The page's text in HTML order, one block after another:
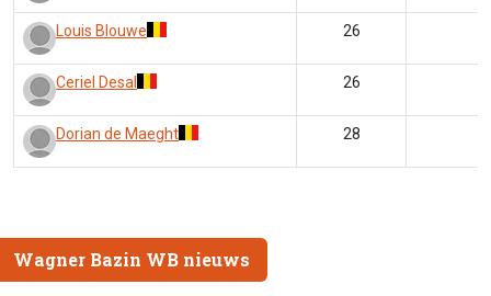
Louis Blouwe 26
Ceriel Desal 26
Dorian de Maeght 28
Wagner Bazin WB nieuws